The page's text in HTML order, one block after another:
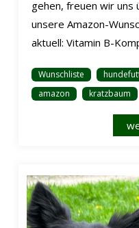
gehen, freuen wir
unsere Amazon-
aktuell: Vitamin B-
Wunschliste
amazon
kratzbaum